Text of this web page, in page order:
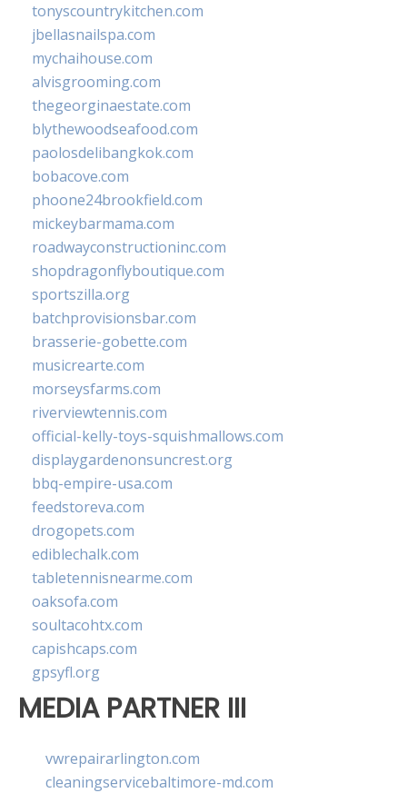
tonyscountrykitchen.com
jbellasnailspa.com
mychaihouse.com
alvisgrooming.com
thegeorginaestate.com
blythewoodseafood.com
paolosdelibangkok.com
bobacove.com
phoone24brookfield.com
mickeybarmama.com
roadwayconstructioninc.com
shopdragonflyboutique.com
sportszilla.org
batchprovisionsbar.com
brasserie-gobette.com
musicrearte.com
morseysfarms.com
riverviewtennis.com
official-kelly-toys-squishmallows.com
displaygardenonsuncrest.org
bbq-empire-usa.com
feedstoreva.com
drogopets.com
ediblechalk.com
tabletennisnearme.com
oaksofa.com
soultacohtx.com
capishcaps.com
gpsyfl.org
MEDIA PARTNER III
vwrepairarlington.com
cleaningservicebaltimore-md.com